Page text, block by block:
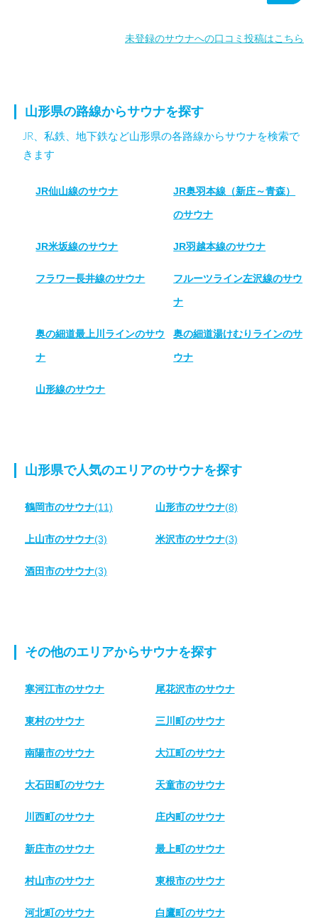
未登録のサウナへの口コミ投稿はこちら
山形県の路線からサウナを探す
JR、私鉄、地下鉄など山形県の各路線からサウナを検索で
きます
JR仙山線のサウナ JR奥羽本線（新庄～青森）
のサウナ
JR米坂線のサウナ JR羽越本線のサウナ
フラワー長井線のサウナ フルーツライン左沢線のサウ
ナ
奥の細道最上川ラインのサウ
ナ
奥の細道湯けむりラインのサ
ウナ
山形線のサウナ
山形県で人気のエリアのサウナを探す
鶴岡市のサウナ(11) 山形市のサウナ(8)
上山市のサウナ(3) 米沢市のサウナ(3)
酒田市のサウナ(3)
その他のエリアからサウナを探す
寒河江市のサウナ 尾花沢市のサウナ
東村のサウナ 三川町のサウナ
南陽市のサウナ 大江町のサウナ
大石田町のサウナ 天童市のサウナ
川西町のサウナ 庄内町のサウナ
新庄市のサウナ 最上町のサウナ
村山市のサウナ 東根市のサウナ
河北町のサウナ 白鷹町のサウナ